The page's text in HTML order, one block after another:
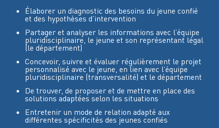
Élaborer un diagnostic des besoins du jeune confié
et des hypothèses d’intervention
Partager et analyser les informations avec l’équipe
pluridisciplinaire, le jeune et son représentant légal
(le département)
Concevoir, suivre et évaluer régulièrement le projet
personnalisé avec le jeune, en lien avec l’équipe
pluridisciplinaire (transversalité) et le département
De trouver, de proposer et de mettre en place des
solutions adaptées selon les situations
Entretenir un mode de relation adapté aux
différentes spécificités des jeunes confiés